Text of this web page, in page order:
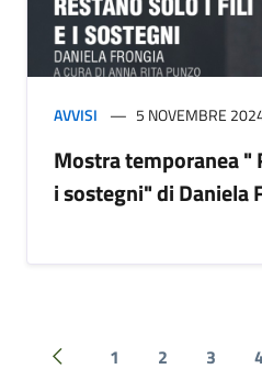
AVVISI 5 NOVEMBRE
Mostra temporanea "
i sostegni" di Daniela
1 2 3